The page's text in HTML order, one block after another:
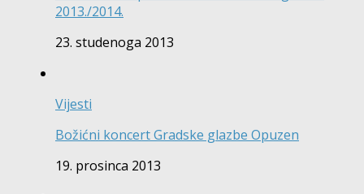
2013./2014.
23. studenoga 2013
Vijesti
Božićni koncert Gradske glazbe Opuzen
19. prosinca 2013